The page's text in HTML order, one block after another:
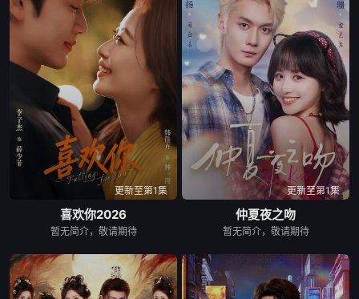
更新至第1集
喜欢你2026
暂无简介，敬请期待
更新至第1集
仲夏夜之吻
暂无简介，敬请期待